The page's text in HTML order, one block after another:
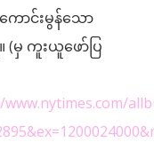
ောင်းမွန်သော
(မှ ကူးယူဖော်ပြ